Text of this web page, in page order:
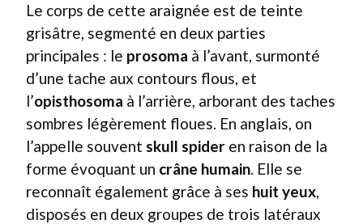
Le corps de cette araignée est de teinte
grisâtre, segmenté en deux parties
principales : le prosoma à l’avant, surmonté
d’une tache aux contours flous, et
l’opisthosoma à l’arrière, arborant des taches
sombres légèrement floues. En anglais, on
l’appelle souvent skull spider en raison de la
forme évoquant un crâne humain. Elle se
reconnaît également grâce à ses huit yeux,
disposés en deux groupes de trois latéraux